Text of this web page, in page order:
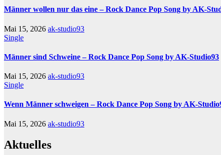
Männer wollen nur das eine – Rock Dance Pop Song by AK-
Mai 15, 2026 ak-studio93
Single
Männer sind Schweine – Rock Dance Pop Song by AK-Studio93
Mai 15, 2026 ak-studio93
Single
Wenn Männer schweigen – Rock Dance Pop Song by AK-
Mai 15, 2026 ak-studio93
Aktuelles